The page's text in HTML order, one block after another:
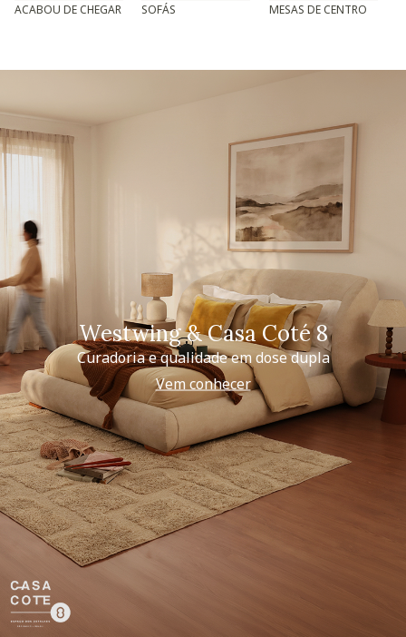
ACABOU DE CHEGAR SOFÁS MESAS DE CENTRO
Westwing & Casa Coté 8
Curadoria e qualidade em dose dupla
Vem conhecer